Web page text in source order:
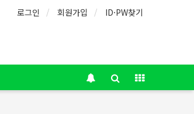
로그인 회원가입 ID·PW찾기